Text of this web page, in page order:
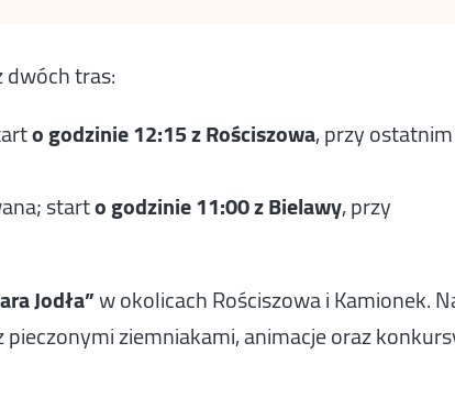
tras:
o godzinie 12:15 z Rościszowa, przy ostatnim
starto godzinie 11:00 z Bielawy, przy
Jodła”w okolicach Rościszowa i Kamionek.
ziemniakami, animacje oraz